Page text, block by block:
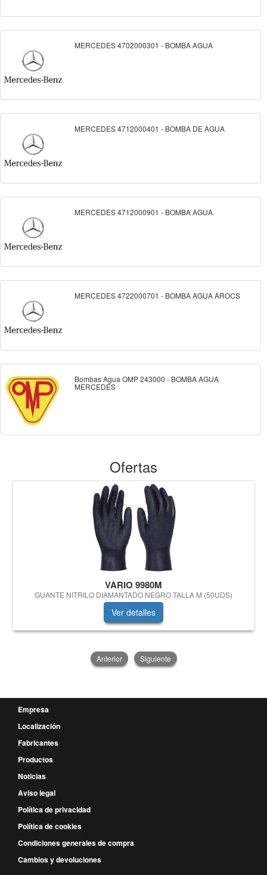
MERCEDES 4702000301 - BOMBA AGUA
MERCEDES 4712000401 - BOMBA DE AGUA
MERCEDES 4712000901 - BOMBA AGUA
MERCEDES 4722000701 - BOMBA AGUA AROCS
Bombas Agua OMP 243000 - BOMBA AGUA
MERCEDES
Ofertas
VARIO 9980M
GUANTE NITRILO DIAMANTADO NEGRO TALLA M (50UDS)
Ver detalles
Anterior Siguiente
Empresa
Localización
Fabricantes
Productos
Noticias
Aviso legal
Política de privacidad
Política de cookies
Condiciones generales de compra
Cambios y devoluciones